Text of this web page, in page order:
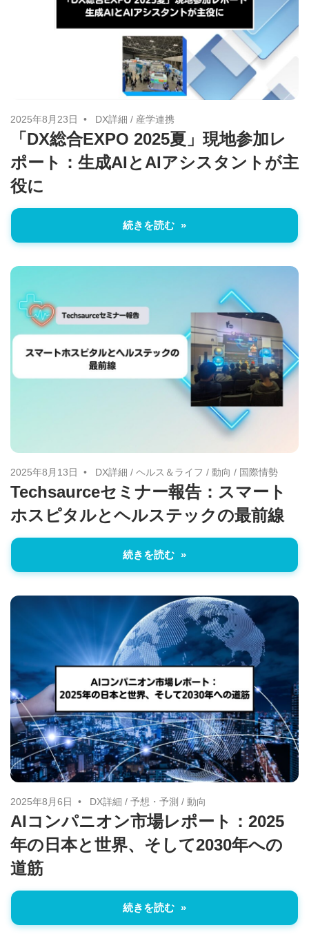
2025年8月23日 DX詳細 / 産学連携
「DX総合EXPO 2025夏」現地参加レ
ポート：生成AIとAIアシスタントが主
役に
続きを読む
2025年8月13日 DX詳細 / ヘルス＆ライフ / 動向 / 国際情勢
Techsaurceセミナー報告：スマート
ホスピタルとヘルステックの最前線
続きを読む
2025年8月6日 DX詳細 / 予想・予測 / 動向
AIコンパニオン市場レポート：2025
年の日本と世界、そして2030年への
道筋
続きを読む